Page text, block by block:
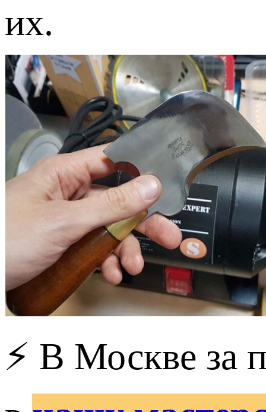
их.
⚡ В Москве за